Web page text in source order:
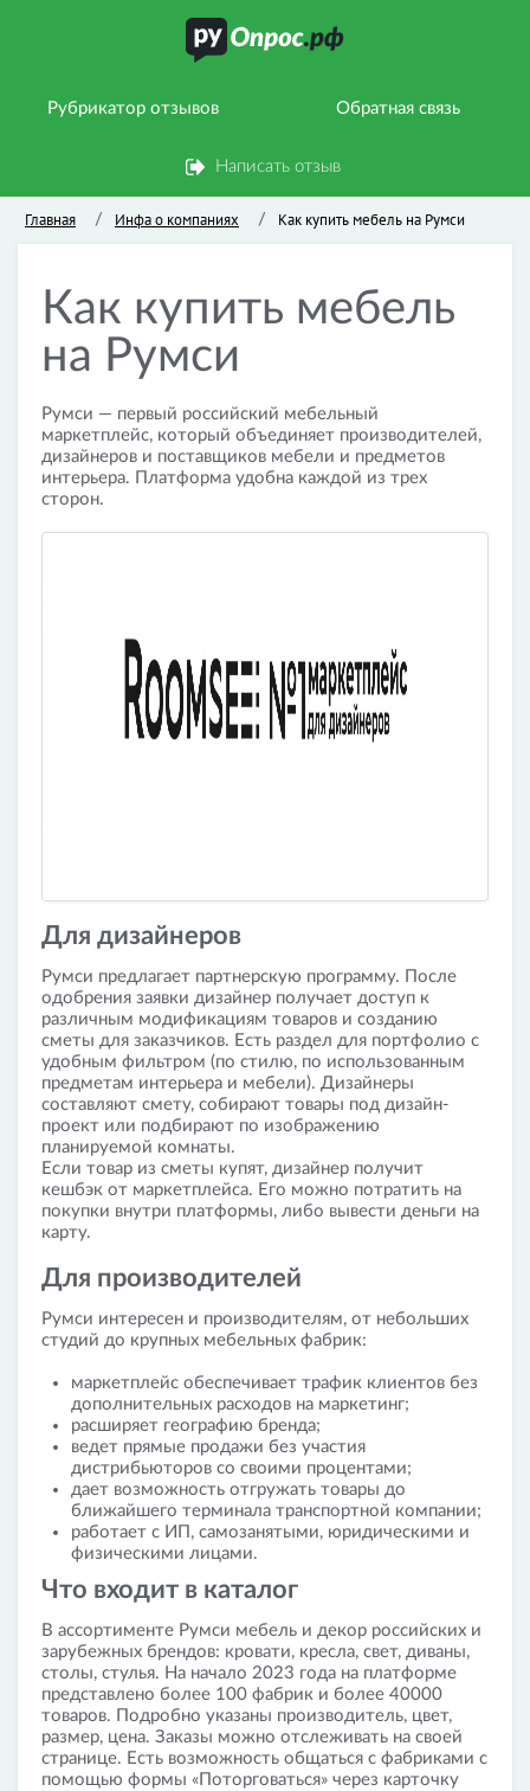
Рубрикатор отзывов Обратная связь
Написать отзыв
Главная / Инфа о компаниях / Как купить мебель на Румси
Как купить мебель
на Румси
Румси — первый российский мебельный
маркетплейс, который объединяет производителей,
дизайнеров и поставщиков мебели и предметов
интерьера. Платформа удобна каждой из трех
сторон.
Для дизайнеров
Румси предлагает партнерскую программу. После
одобрения заявки дизайнер получает доступ к
различным модификациям товаров и созданию
сметы для заказчиков. Есть раздел для портфолио с
удобным фильтром (по стилю, по использованным
предметам интерьера и мебели). Дизайнеры
составляют смету, собирают товары под дизайн-
проект или подбирают по изображению
планируемой комнаты.
Если товар из сметы купят, дизайнер получит
кешбэк от маркетплейса. Его можно потратить на
покупки внутри платформы, либо вывести деньги на
карту.
Для производителей
Румси интересен и производителям, от небольших
студий до крупных мебельных фабрик:
маркетплейс обеспечивает трафик клиентов без
дополнительных расходов на маркетинг;
расширяет географию бренда;
ведет прямые продажи без участия
дистрибьюторов со своими процентами;
дает возможность отгружать товары до
ближайшего терминала транспортной компании;
работает с ИП, самозанятыми, юридическими и
физическими лицами.
Что входит в каталог
В ассортименте Румси мебель и декор российских и
зарубежных брендов: кровати, кресла, свет, диваны,
столы, стулья. На начало 2023 года на платформе
представлено более 100 фабрик и более 40000
товаров. Подробно указаны производитель, цвет,
размер, цена. Заказы можно отслеживать на своей
странице. Есть возможность общаться с фабриками с
помощью формы «Поторговаться» через карточку